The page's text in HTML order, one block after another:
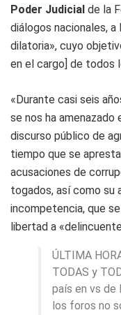
Poder Judicial de la
diálogos nacionales,
dilatoria», cuyo
en el cargo] de todos
«Durante casi seis
se nos ha
discurso público de
tiempo que se
acusaciones de
togados, así como su
incompetencia, que
libertad a
ÚLTIMA
TODAS y
país en vs de
los foros no